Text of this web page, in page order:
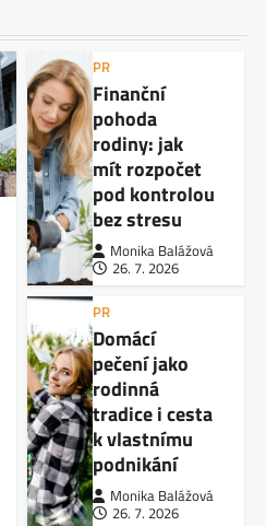
PR
Finanční
pohoda
rodiny: jak
mít rozpočet
pod kontrolou
bez stresu
Monika Balážová
26. 7. 2026
PR
Domácí
pečení jako
rodinná
tradice i cesta
k vlastnímu
podnikání
Monika Balážová
26. 7. 2026